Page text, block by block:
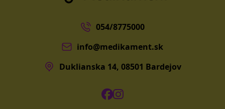
054/8775000
info@medikament.sk
Duklianska 14, 08501 Bardejov